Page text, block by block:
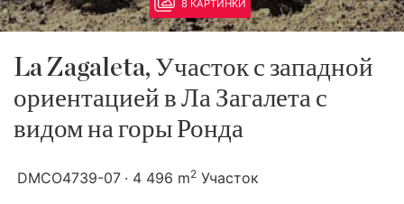
8 КАРТИНКИ
La Zagaleta, Участок с западной
ориентацией в Ла Загалета с
видом на горы Ронда
DMCO4739-07 4 496 m2 Участок